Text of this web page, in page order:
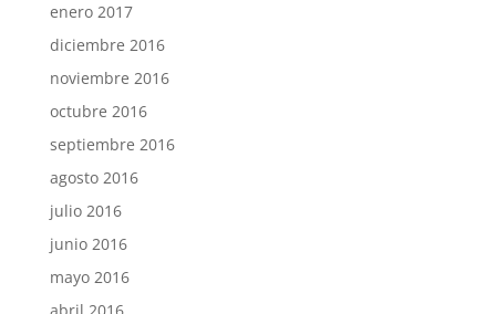
enero 2017
diciembre 2016
noviembre 2016
octubre 2016
septiembre 2016
agosto 2016
julio 2016
junio 2016
mayo 2016